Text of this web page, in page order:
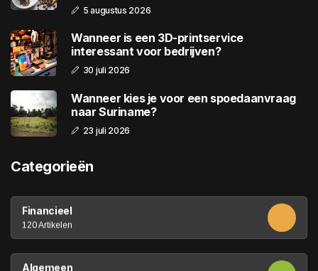
5 augustus 2026
Wanneer is een 3D-printservice
interessant voor bedrijven?
30 juli 2026
Wanneer kies je voor een spoedaanvraag
naar Suriname?
23 juli 2026
Categorieën
Financieel
120 Artikelen
Algemeen